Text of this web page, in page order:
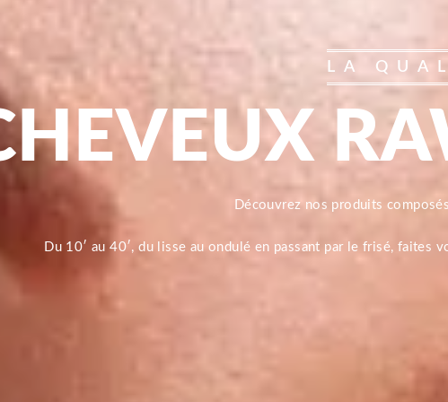
LA
Découvrez nos produits
Du 10′ au 40′, du lisse au ondulé en passant par le frisé, faites